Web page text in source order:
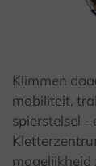
Klimmen
mobiliteit,
spierstelsel -
mogelijkheid